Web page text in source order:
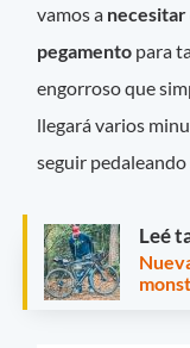
vamos a necesitar
pegamento para
engorroso que
llegará varios
seguir pedaleando
Leé